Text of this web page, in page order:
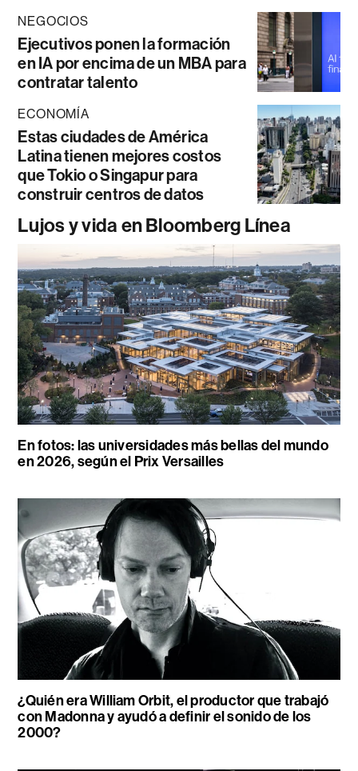
NEGOCIOS
Ejecutivos ponen la formación
en IA por encima de un MBA para
contratar talento
ECONOMÍA
Estas ciudades de América
Latina tienen mejores costos
que Tokio o Singapur para
construir centros de datos
Lujos y vida en Bloomberg Línea
En fotos: las universidades más bellas del mundo
en 2026, según el Prix Versailles
¿Quién era William Orbit, el productor que trabajó
con Madonna y ayudó a definir el sonido de los
2000?